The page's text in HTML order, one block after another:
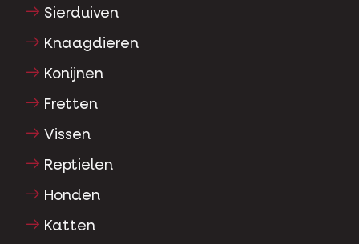
Sierduiven
Knaagdieren
Konijnen
Fretten
Vissen
Reptielen
Honden
Katten